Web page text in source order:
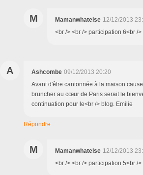
M Mamanwhatelse 12/12/2013
<br /> <br /> participation 6<br />
A Ashcombe 09/12/2013 20:20
Avant d'être cantonnée à la maison
bruncher au cœur de Paris serait le
continuation pour le<br /> blog. Emilie
Répondre
M Mamanwhatelse 12/12/2013
<br /> <br /> participation 5<br />